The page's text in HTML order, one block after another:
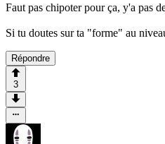
Faut pas chipoter pour ça, y'a pas
Si tu doutes sur ta "forme" au
Répondre
3